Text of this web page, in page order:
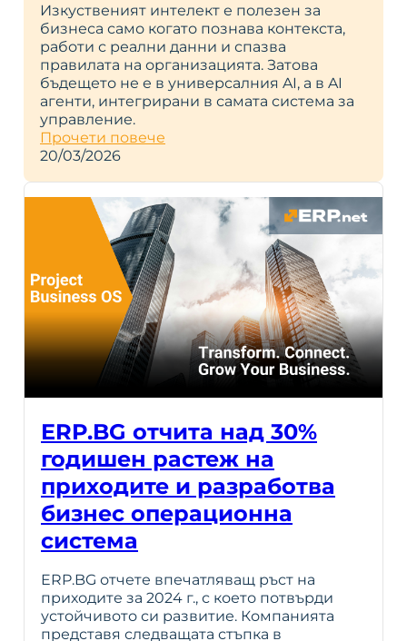
Изкуственият интелект е полезен за
бизнеса само когато познава контекста,
работи с реални данни и спазва
правилата на организацията. Затова
бъдещето не е в универсалния AI, а в AI
агенти, интегрирани в самата система за
управление.
Прочети повече
20/03/2026
ERP.BG отчита над 30%
годишен растеж на
приходите и разработва
бизнес операционна
система
ERP.BG отчете впечатляващ ръст на
приходите за 2024 г., с което потвърди
устойчивото си развитие. Компанията
представя следващата стъпка в